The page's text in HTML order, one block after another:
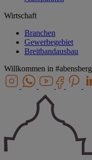
Wirtschaft
Branchen
Gewerbegebiet
Breitbandausbau
Willkommen in #abensberg